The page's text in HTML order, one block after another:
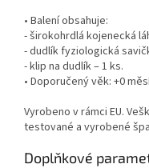
• Balení obsahuje:
- širokohrdlá kojenecká
- dudlík fyziologická
- klip na dudlík – 1 ks.
• Doporučený věk: +0
Vyrobeno v rámci EU.
testované a vyrobené
Doplňkové